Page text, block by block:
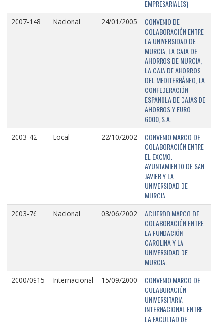
EMPRESARIALES)
2007-148 Nacional 24/01/2005
CONVENIO DE
COLABORACIÓN ENTRE
LA UNIVERSIDAD DE
MURCIA, LA CAJA DE
AHORROS DE MURCIA,
LA CAJA DE AHORROS
DEL MEDITERRÁNEO, LA
CONFEDERACIÓN
ESPAÑOLA DE CAJAS DE
AHORROS Y EURO
6000, S.A.
2003-42 Local 22/10/2002
CONVENIO MARCO DE
COLABORACIÓN ENTRE
EL EXCMO.
AYUNTAMIENTO DE SAN
JAVIER Y LA
UNIVERSIDAD DE
MURCIA
2003-76 Nacional 03/06/2002
ACUERDO MARCO DE
COLABORACIÓN ENTRE
LA FUNDACIÓN
CAROLINA Y LA
UNIVERSIDAD DE
MURCIA.
2000/0915 Internacional 15/09/2000
CONVENIO MARCO DE
COLABORACIÓN
UNIVERSITARIA
INTERNACIONAL ENTRE
LA FACULTAD DE